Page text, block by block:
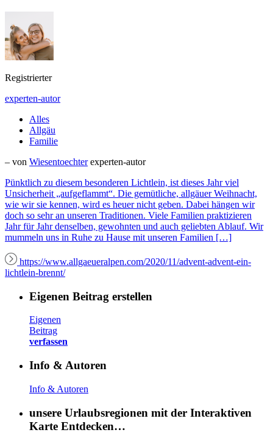
Registrierter
experten-autor
Alles
Allgäu
Familie
– von Wiesentoechter experten-autor
Pünktlich zu diesem besonderen Lichtlein, ist dieses Jahr viel
Unsicherheit „aufgeflammt“. Die gemütliche, allgäuer Weihnacht,
wie wir sie kennen, wird es heuer nicht geben. Dabei hängen wir
doch so sehr an unseren Traditionen. Viele Familien praktizieren
Jahr für Jahr denselben, gewohnten und auch geliebten Ablauf. Wir
mummeln uns in Ruhe zu Hause mit unseren Familien […]
https://www.allgaeueralpen.com/2020/11/advent-advent-ein-
lichtlein-brennt/
Eigenen Beitrag erstellen
Eigenen
Beitrag
verfassen
Info & Autoren
Info & Autoren
unsere Urlaubsregionen mit der Interaktiven
Karte Entdecken…